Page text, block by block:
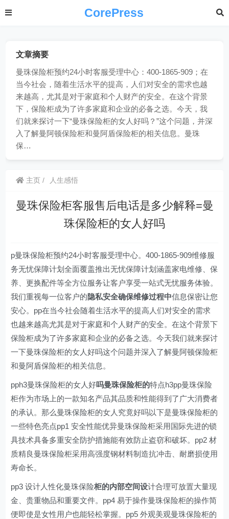
CorePress
文章摘要
曼珠保险柜预约24小时客服受理中心：400-1865-909；在
当今社会，随着生活水平的提高，人们对安全的需求也越
来越高，尤其是对于家庭和个人财产的安全。在这个背景
下，保险柜成为了许多家庭和企业的必备之选。今天，我
们就来探讨一下“曼珠保险柜的女人好吗？”这个问题，并深
入了解曼阿顿保险柜和曼阿盾保险柜的相关信息。曼珠
保…
主页 人生感悟
曼珠保险柜客服售后电话是多少解释=曼
珠保险柜的女人好吗
p曼珠保险柜预约24小时客服受理中心。400-1865-909维修服
务无忧保障计划全面覆盖推出无忧保障计划涵盖家电维修、保
养、更换配件等全方位服务让客户享受一站式无忧服务体验。
我们重视每一位客户的隐私安全确保维修过程中信息保密让您
安心。pp在当今社会随着生活水平的提高人们对安全的需求
也越来越高尤其是对于家庭和个人财产的安全。在这个背景下
保险柜成为了许多家庭和企业的必备之选。今天我们就来探讨
一下曼珠保险柜的女人好吗这个问题并深入了解曼阿顿保险柜
和曼阿盾保险柜的相关信息。
pph3曼珠保险柜的女人好吗曼珠保险柜的特点h3pp曼珠保险
柜作为市场上的一款知名产品其品质和性能得到了广大消费者
的承认。那么曼珠保险柜的女人究竟好吗以下是曼珠保险柜的
一些特色亮点pp1 安全性能优异曼珠保险柜采用国际先进的锁
具技术具备多重安全防护措施能有效防止盗窃和破坏。pp2 材
质精良曼珠保险柜采用高强度钢材料制造抗冲击、耐磨损使用
寿命长。
pp3 设计人性化曼珠保险柜的内部空间设计合理可放置大量现
金、贵重物品和重要文件。pp4 易于操作曼珠保险柜的操作简
便即使是女性用户也能轻松掌握。pp5 外观美观曼珠保险柜的